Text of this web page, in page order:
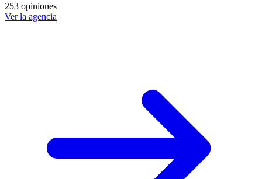
253 opiniones
Ver la agencia